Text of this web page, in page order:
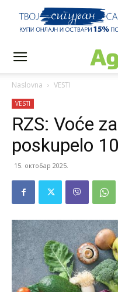
Naslovna VESTI
VESTI
RZS: Voće
poskupelo
15. октобар 2025.